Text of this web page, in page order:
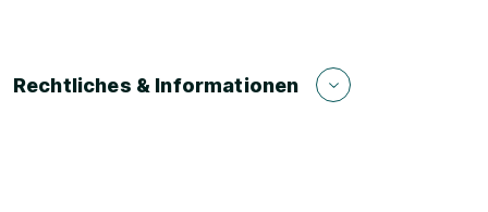
Rechtliches & Informationen